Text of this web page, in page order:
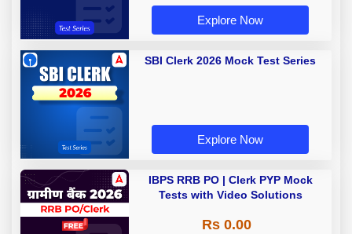
Explore Now
SBI Clerk 2026 Mock Test Series
Explore Now
IBPS RRB PO | Clerk PYP Mock
Tests with Video Solutions
Rs 0.00